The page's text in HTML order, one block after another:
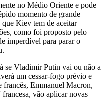
no Médio Oriente e pode
momento de grande
Kiev tem de aceitar
como foi proposto pelo
imperdível para parar o
se Vladimir Putin vai ou não a
um cessar-fogo prévio e
francês, Emmanuel Macron,
vão aplicar novas